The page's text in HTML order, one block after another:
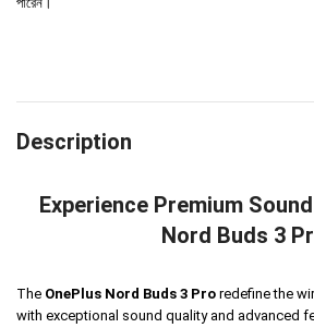
Description
Experience Premium
Nord Buds 3
The OnePlus Nord Buds 3 Pro redefine the
with exceptional sound quality and advanced